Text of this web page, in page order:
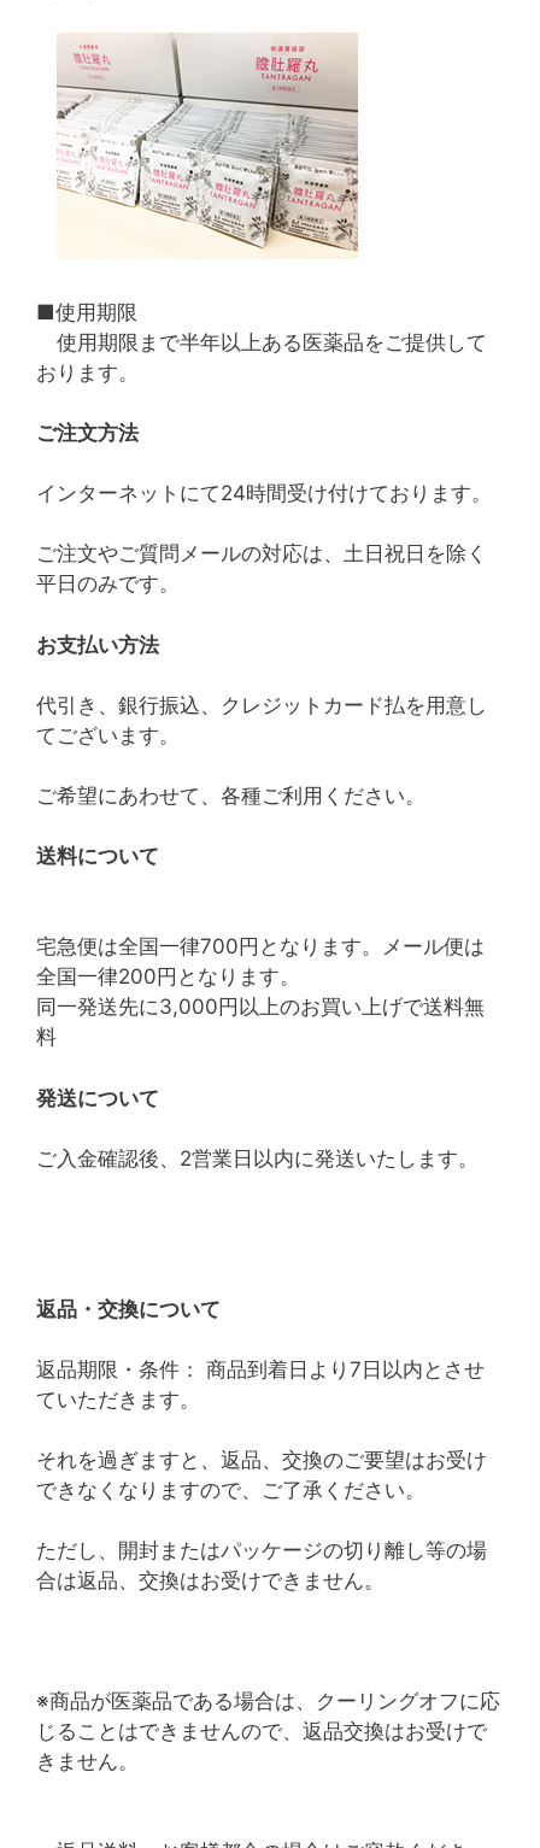
■使用期限
使用期限まで半年以上ある医薬品をご提供して
おります。
ご注文方法
インターネットにて24時間受け付けております。
ご注文やご質問メールの対応は、土日祝日を除く
平日のみです。
お支払い方法
代引き、銀行振込、クレジットカード払を用意し
てございます。
ご希望にあわせて、各種ご利用ください。
送料について
宅急便は全国一律700円となります。メール便は
全国一律200円となります。
同一発送先に3,000円以上のお買い上げで送料無
料
発送について
ご入金確認後、2営業日以内に発送いたします。
返品・交換について
返品期限・条件： 商品到着日より7日以内とさせ
ていただきます。
それを過ぎますと、返品、交換のご要望はお受け
できなくなりますので、ご了承ください。
ただし、開封またはパッケージの切り離し等の場
合は返品、交換はお受けできません。
※商品が医薬品である場合は、クーリングオフに応
じることはできませんので、返品交換はお受けで
きません。